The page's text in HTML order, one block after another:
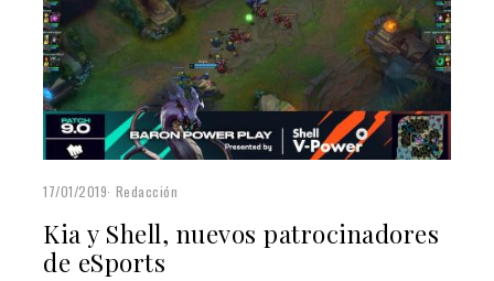
17/01/2019 Redacción
Kia y Shell, nuevos patrocinadores
de eSports